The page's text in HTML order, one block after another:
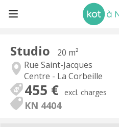
Studio
20 m²
Rue Saint-Jacques
Centre - La Corbeille
455 € excl. charges
KN 4404